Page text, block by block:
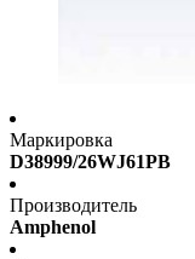
Маркировка
D38999/26WJ61PB
Производитель
Amphenol